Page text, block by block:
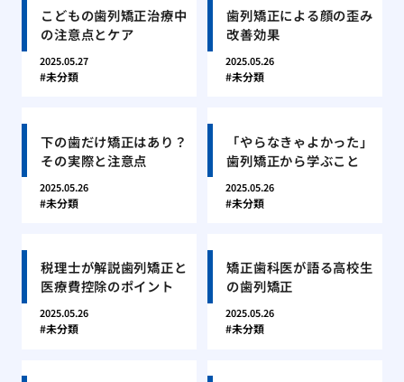
こどもの歯列矯正治療中
の注意点とケア
2025.05.27
未分類
歯列矯正による顔の歪み
改善効果
2025.05.26
未分類
下の歯だけ矯正はあり？
その実際と注意点
2025.05.26
未分類
「やらなきゃよかった」
歯列矯正から学ぶこと
2025.05.26
未分類
税理士が解説歯列矯正と
医療費控除のポイント
2025.05.26
未分類
矯正歯科医が語る高校生
の歯列矯正
2025.05.26
未分類